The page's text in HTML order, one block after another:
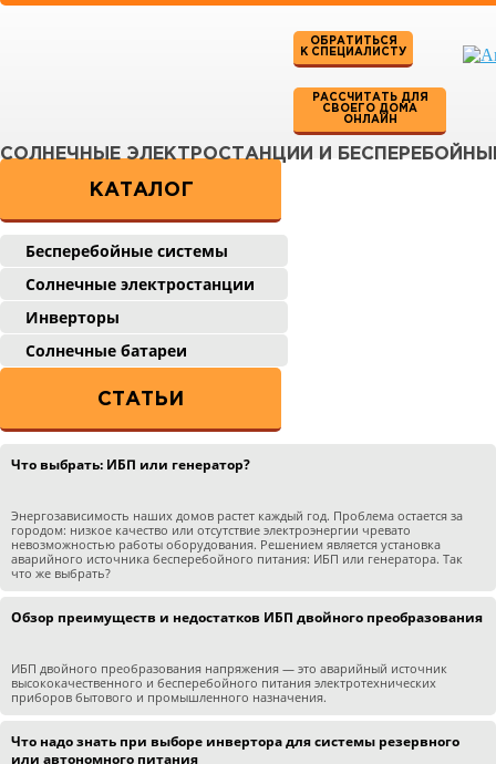
ОБРАТИТЬСЯ
К СПЕЦИАЛИСТУ
РАССЧИТАТЬ ДЛЯ
СВОЕГО ДОМА
ОНЛАЙН
СОЛНЕЧНЫЕ ЭЛЕКТРОСТАНЦИИ И
КАТАЛОГ
Бесперебойные системы
Солнечные электростанции
Инверторы
Солнечные батареи
СТАТЬИ
Что выбрать: ИБП или генератор?
Энергозависимость наших домов растет каждый год. Проблема остается за
городом: низкое качество или отсутствие электроэнергии чревато
невозможностью работы оборудования. Решением является установка
аварийного источника бесперебойного питания: ИБП или генератора. Так
что же выбрать?
Обзор преимуществ и недостатков ИБП двойного преобразования
ИБП двойного преобразования напряжения — это аварийный источник
высококачественного и бесперебойного питания электротехнических
приборов бытового и промышленного назначения.
Что надо знать при выборе инвертора для системы резервного
или автономного питания